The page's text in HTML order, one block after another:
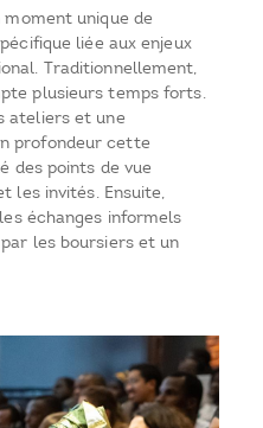
unique de
liée aux enjeux
Traditionnellement,
plusieurs temps forts.
ateliers et une
profondeur cette
des points de vue
les invités. Ensuite,
échanges informels
les boursiers et un